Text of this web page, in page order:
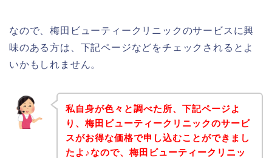
なので、梅田ビューティークリニックのサービスに興
味のある方は、下記ページなどをチェックされるとよ
いかもしれません。
私自身が色々と調べた所、下記ページよ
り、梅田ビューティークリニックのサービ
スがお得な価格で申し込むことができまし
たよ♪なので、梅田ビューティークリニッ